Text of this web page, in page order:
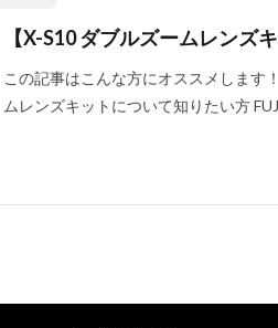
【X-S10 ダブルズームレンズ
この記事はこんな方にオススメします
ムレンズキットについて知りたい方